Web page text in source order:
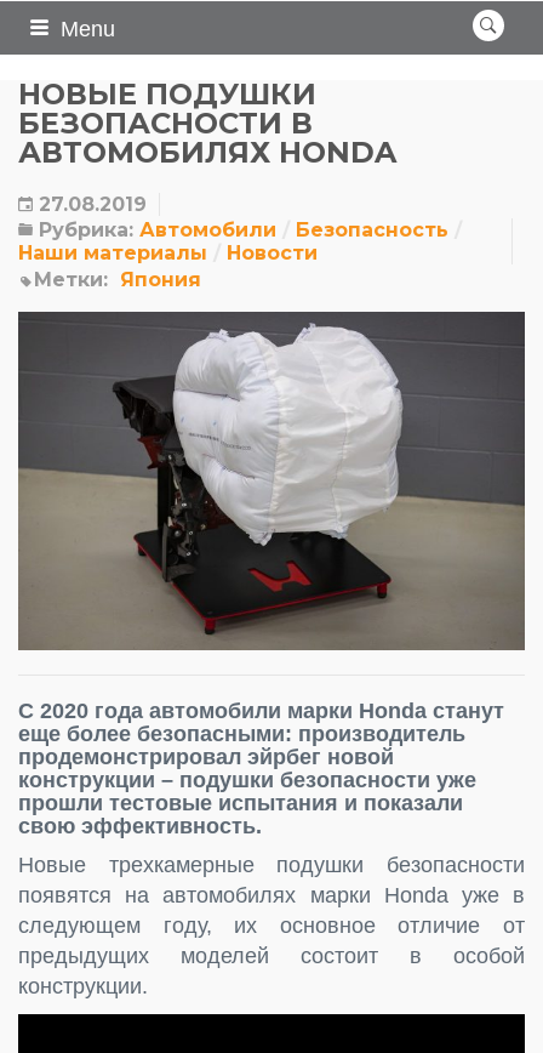
Menu
НОВЫЕ ПОДУШКИ
БЕЗОПАСНОСТИ В
АВТОМОБИЛЯХ HONDA
27.08.2019
Рубрика: Автомобили
Безопасность
Наши материалы
Новости
Метки: Япония
С 2020 года автомобили марки Honda станут
еще более безопасными: производитель
продемонстрировал эйрбег новой
конструкции – подушки безопасности уже
прошли тестовые испытания и показали
свою эффективность.
Новые трехкамерные подушки безопасности
появятся на автомобилях марки Honda уже в
следующем году, их основное отличие от
предыдущих моделей состоит в особой
конструкции.